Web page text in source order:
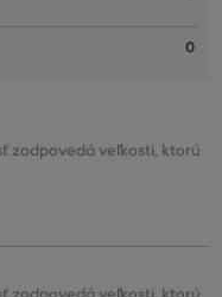
0
zodpovedá veľkosti, ktorú